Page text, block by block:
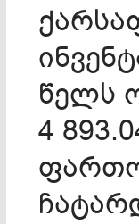
წელს
4